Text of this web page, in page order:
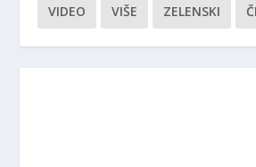
VIDEO VIŠE ZELENSKI